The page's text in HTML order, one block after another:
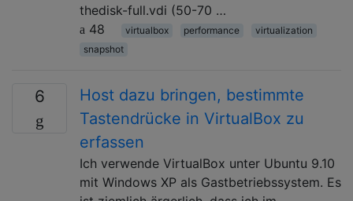
thedisk-full.vdi (50-70 …
48
virtualbox performance
virtualization
snapshot
6
Host dazu bringen, bestimmte
Tastendrücke in VirtualBox zu
erfassen
Ich verwende VirtualBox unter Ubuntu 9.10
mit Windows XP als Gastbetriebssystem. Es